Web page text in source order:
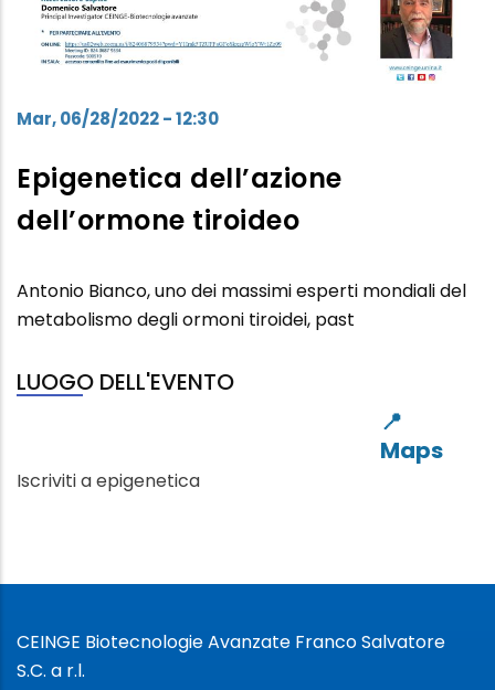
Mar, 06/28/2022 - 12:30
Epigenetica dell’azione
dell’ormone tiroideo
Antonio Bianco, uno dei massimi esperti mondiali del
metabolismo degli ormoni tiroidei, past
LUOGO DELL'EVENTO
Iscriviti a epigenetica
CEINGE Biotecnologie Avanzate Franco Salvatore
S.C. a r.l.